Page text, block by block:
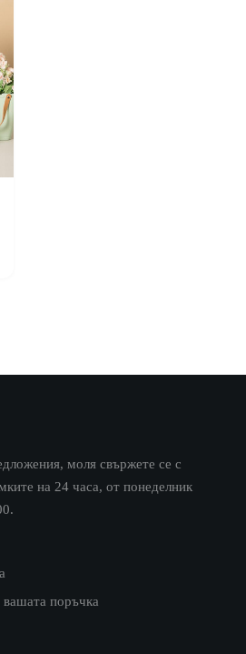
моля свържете се с
на 24 часа, от понеделник
поръчка